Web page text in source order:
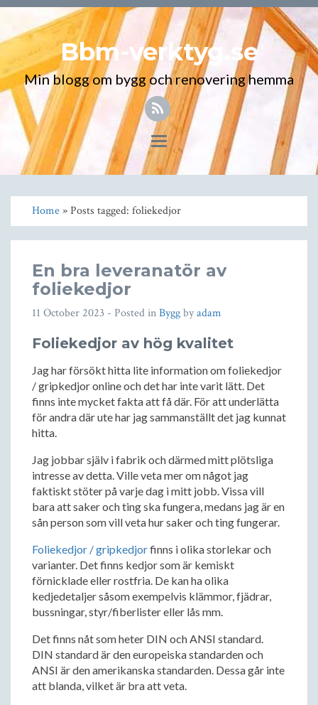
Bbm-verktyg.se
Min blogg om bygg och renovering hemma
Toggle
navigation
Home» Posts tagged: foliekedjor
En bra leveranatör av
foliekedjor
11 October 2023 - Posted inByggbyadam
Foliekedjor av hög kvalitet
Jag har försökt hitta lite information om foliekedjor
/ gripkedjor online och det har inte varit lätt. Det
finns inte mycket fakta att få där. För att underlätta
för andra där ute har jag sammanställt det jag kunnat
hitta.
Jag jobbar själv i fabrik och därmed mitt plötsliga
intresse av detta. Ville veta mer om något jag
faktiskt stöter på varje dag i mitt jobb. Vissa vill
bara att saker och ting ska fungera, medans jag är en
sån person som vill veta hur saker och ting fungerar.
Foliekedjor / gripkedjorfinns i olika storlekar och
varianter. Det finns kedjor som är kemiskt
förnicklade eller rostfria. De kan ha olika
kedjedetaljer såsom exempelvis klämmor, fjädrar,
bussningar, styr/fiberlister eller lås mm.
Det finns nåt som heter DIN och ANSI standard.
DIN standard är den europeiska standarden och
ANSI är den amerikanska standarden. Dessa går inte
att blanda, vilket är bra att veta.